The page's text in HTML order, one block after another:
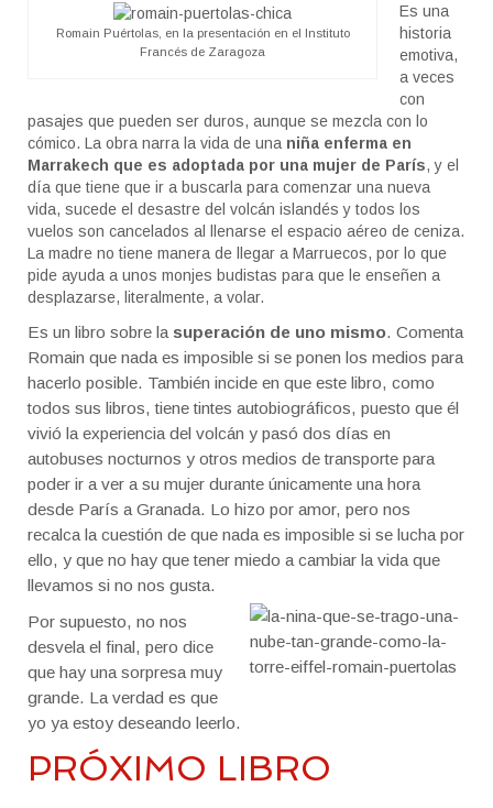
Romain Puértolas, en la presentación en el Instituto
Francés de Zaragoza
Es una
historia
emotiva,
a veces
con
pasajes que pueden ser duros, aunque se mezcla con lo
cómico. La obra narra la vida de una niña enferma en
Marrakech que es adoptada por una mujer de París, y el
día que tiene que ir a buscarla para comenzar una nueva
vida, sucede el desastre del volcán islandés y todos los
vuelos son cancelados al llenarse el espacio aéreo de ceniza.
La madre no tiene manera de llegar a Marruecos, por lo que
pide ayuda a unos monjes budistas para que le enseñen a
desplazarse, literalmente, a volar.
Es un libro sobre la superación de uno mismo. Comenta
Romain que nada es imposible si se ponen los medios para
hacerlo posible. También incide en que este libro, como
todos sus libros, tiene tintes autobiográficos, puesto que él
vivió la experiencia del volcán y pasó dos días en
autobuses nocturnos y otros medios de transporte para
poder ir a ver a su mujer durante únicamente una hora
desde París a Granada. Lo hizo por amor, pero nos
recalca la cuestión de que nada es imposible si se lucha por
ello, y que no hay que tener miedo a cambiar la vida que
llevamos si no nos gusta.
Por supuesto, no nos
desvela el final, pero dice
que hay una sorpresa muy
grande. La verdad es que
yo ya estoy deseando leerlo.
PRÓXIMO LIBRO